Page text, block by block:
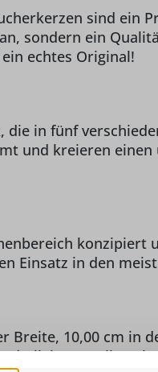
sind ein
sondern ein
echtes Original!
die in fünf
und kreieren
Einsatz in den
Breite, 10,00 cm in
Ihrer